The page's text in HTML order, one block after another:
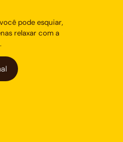
pode esquiar,
relaxar com a